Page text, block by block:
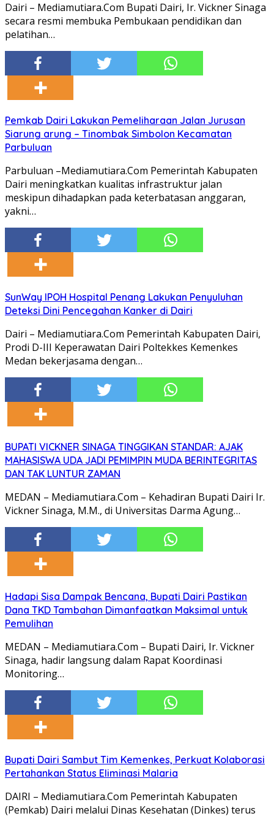
Dairi – Mediamutiara.Com Bupati Dairi, Ir. Vickner Sinaga
secara resmi membuka Pembukaan pendidikan dan
pelatihan…
Pemkab Dairi Lakukan Pemeliharaan Jalan Jurusan
Siarung arung – Tinombak Simbolon Kecamatan
Parbuluan
Parbuluan –Mediamutiara.Com Pemerintah Kabupaten
Dairi meningkatkan kualitas infrastruktur jalan
meskipun dihadapkan pada keterbatasan anggaran,
yakni…
SunWay IPOH Hospital Penang Lakukan Penyuluhan
Deteksi Dini Pencegahan Kanker di Dairi
Dairi – Mediamutiara.Com Pemerintah Kabupaten Dairi,
Prodi D-III Keperawatan Dairi Poltekkes Kemenkes
Medan bekerjasama dengan…
BUPATI VICKNER SINAGA TINGGIKAN STANDAR: AJAK
MAHASISWA UDA JADI PEMIMPIN MUDA BERINTEGRITAS
DAN TAK LUNTUR ZAMAN
MEDAN – Mediamutiara.Com – Kehadiran Bupati Dairi Ir.
Vickner Sinaga, M.M., di Universitas Darma Agung…
Hadapi Sisa Dampak Bencana, Bupati Dairi Pastikan
Dana TKD Tambahan Dimanfaatkan Maksimal untuk
Pemulihan
MEDAN – Mediamutiara.Com – Bupati Dairi, Ir. Vickner
Sinaga, hadir langsung dalam Rapat Koordinasi
Monitoring…
Bupati Dairi Sambut Tim Kemenkes, Perkuat Kolaborasi
Pertahankan Status Eliminasi Malaria
DAIRI – Mediamutiara.Com Pemerintah Kabupaten
(Pemkab) Dairi melalui Dinas Kesehatan (Dinkes) terus